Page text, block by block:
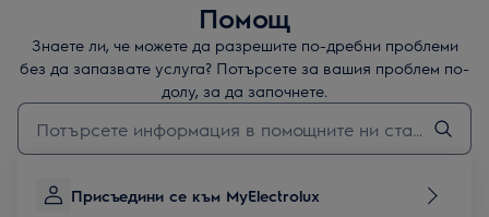
Помощ
Знаете ли, че можете да разрешите по-дребни проблеми
без да запазвате услуга? Потърсете за вашия проблем по-
долу, за да започнете.
Въведете текст за да потърсите статии за поддръжка
Присъедини се към MyElectrolux